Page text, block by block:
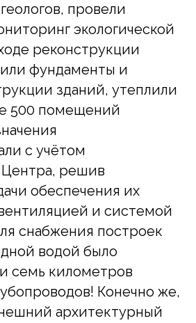
провели
экологической
реконструкции
фундаменты и
зданий, утеплили
500 помещений
с учётом
решив
обеспечения их
и системой
снабжения построек
водой было
семь километров
Конечно же,
архитектурный